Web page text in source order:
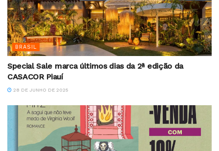
BRASIL
Special Sale marca últimos dias da 2ª edição da
CASACOR Piauí
28 DE JUNHO DE 2025